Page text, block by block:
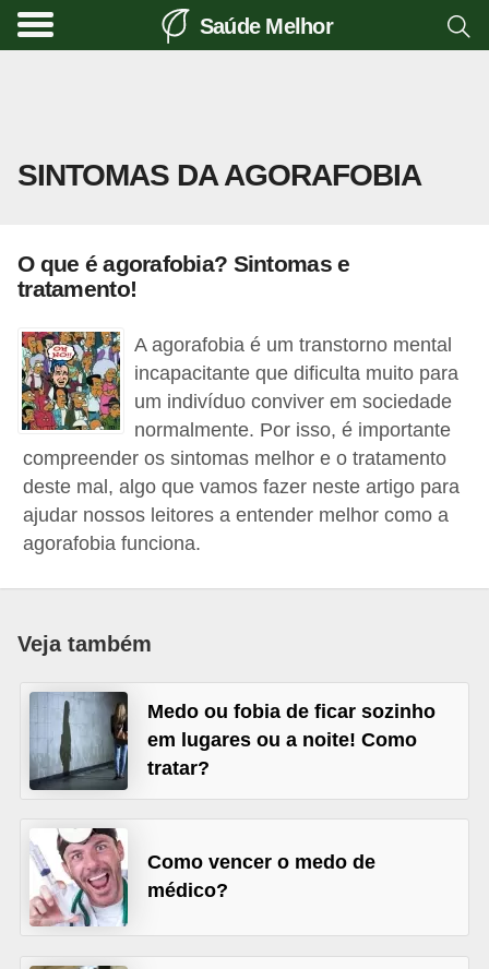
Saúde Melhor
SINTOMAS DA AGORAFOBIA
O que é agorafobia? Sintomas e
tratamento!
A agorafobia é um transtorno mental
incapacitante que dificulta muito para
um indivíduo conviver em sociedade
normalmente. Por isso, é importante
compreender os sintomas melhor e o tratamento
deste mal, algo que vamos fazer neste artigo para
ajudar nossos leitores a entender melhor como a
agorafobia funciona.
Veja também
Medo ou fobia de ficar sozinho
em lugares ou a noite! Como
tratar?
Como vencer o medo de
médico?
A
d
f
í
s
c
a
B
e
D
i
t
a
e